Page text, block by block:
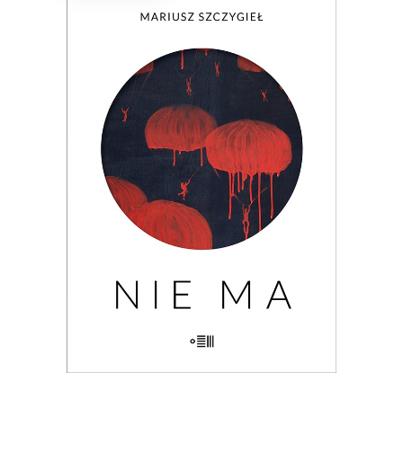
E-BOOK DO KOSZYKA
NIE MA
Wielogłosowa rozprawa reporterska o
kondycji człowieka i największym
problemie cywilizacji: utracie, braku,
nieobecności. Nad książką unosi się rada
Hanny Krall: „Wszystko musi mieć swoją
formę, swój rytm, panie Mariuszu.
Zwłaszcza nieobecność”.
46.00 zł 29.90zł
KSIĄŻKA DO KOSZYKA